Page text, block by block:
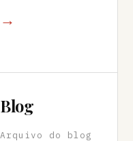
→
Blog
Arquivo do blog